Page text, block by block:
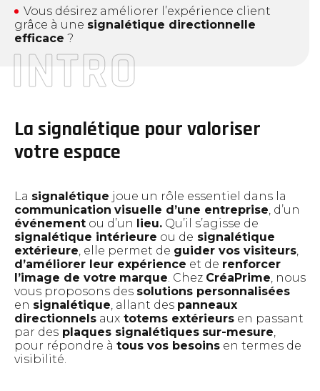
Signalétique, PLV et
packaging
Signalétique intérieure et extérieure
Marquage adhésif grand format
Packaging sur mesure
Présentoirs personnalisés
l’agroalimentaire
Marque de salubrité
Packaging sur mesure
Création d’étiquettes
Site internet, référencement
Création de sites sur mesure
Maintenance, hébergement et sécurité
web
Référencement naturel SEO
Vous désirez améliorer l’expérience client
grâce à une signalétique directionnelle
efficace ?
La signalétique pour valoriser
votre espace
La signalétique joue un rôle essentiel dans la
communication visuelle d’une entreprise, d’un
événement ou d’un lieu. Qu’il s’agisse de
signalétique intérieure ou de signalétique
extérieure, elle permet de guider vos visiteurs,
d’améliorer leur expérience et de renforcer
l’image de votre marque. Chez CréaPrime, nous
vous proposons des solutions personnalisées
en signalétique, allant des panneaux
directionnels aux totems extérieurs en passant
par des plaques signalétiques sur-mesure,
pour répondre à tous vos besoins en termes de
visibilité.